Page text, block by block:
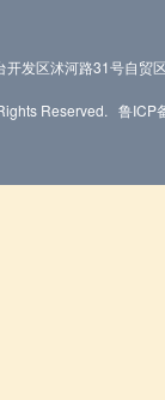
发区沭河路31号自贸
Reserved. 鲁ICP